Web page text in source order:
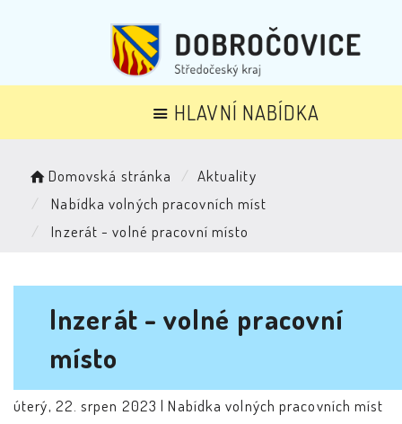
HLAVNÍ NABÍDKA
Domovská stránka
Aktuality
Nabídka volných pracovních míst
Inzerát - volné pracovní místo
Inzerát - volné pracovní
místo
úterý, 22. srpen 2023 |Nabídka volných pracovních míst